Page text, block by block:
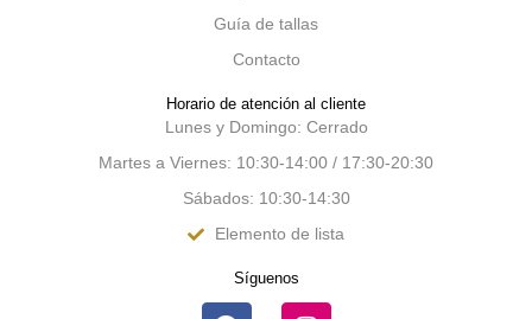
Guía de tallas
Contacto
Horario de atención al cliente
Lunes y Domingo: Cerrado
Martes a Viernes: 10:30-14:00 / 17:30-20:30
Sábados: 10:30-14:30
Elemento de lista
Síguenos